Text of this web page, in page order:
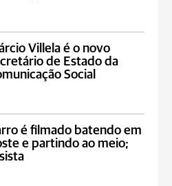
Villela é o novo
de Estado da
Social
é filmado batendo em
e partindo ao meio;